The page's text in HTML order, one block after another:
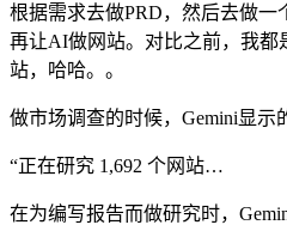
根据需求去做PRD，然后去做
再让AI做网站。对比之前，我都
站，哈哈。。
做市场调查的时候，Gemini显示
“正在研究 1,692 个网站…
在为编写报告而做研究时，